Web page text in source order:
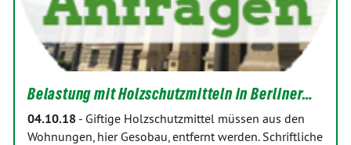
Belastung mit Holzschutzmitteln in Berliner…
04.10.18 - Giftige Holzschutzmittel müssen aus den
Wohnungen, hier Gesobau, entfernt werden. Schriftliche